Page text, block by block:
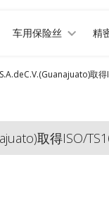
车用保险丝 精
取得ISO/
取